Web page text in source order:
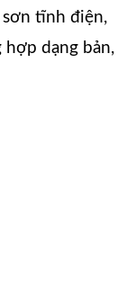
tĩnh điện,
hợp dạng bản,